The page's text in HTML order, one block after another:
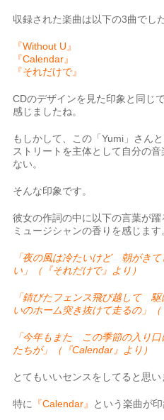
収録された楽曲は以下の3曲でした
『Without U』
『Calendar』
『それだけで』
CDのデザインを見た印象と同じ
感じましたね。
もしかして、この「Yumi」さん
ストリートを主体として自分の
ない。
そんな印象です。
彼女の作詞の中に以下の言葉が
ミュージシャンの香りを感じます
「夜の風は冷たいけど 朝がき
い」（『それだけで』より）
「錆びたフェンス飛び越して
いのホーム突き抜けて走るの」（
「今年もまた この季節の入り
たちが」（『Calendar』より）
とてもいいセンスをしてると思い
特に 『Calendar』 という楽曲が